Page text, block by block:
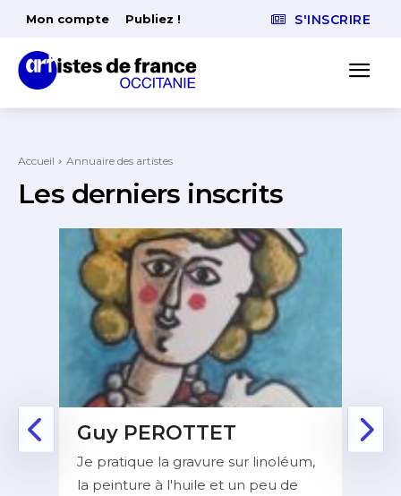
Mon compte Publiez ! S'INSCRIRE
Accueil Annuaire des artistes
Les derniers inscrits
Guy PEROTTET
Je pratique la gravure sur linoléum,
la peinture à l'huile et un peu de